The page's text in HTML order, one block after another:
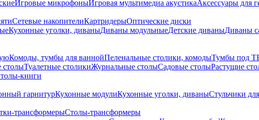
Игровые микрофоныИгровая мультимедиа акустикаАксессуары для
Сетевые накопителиКартридерыОптические диски
Кухонные уголки, диваныДиваны модульныеДетские диваныДиваны
Комоды, тумбы для ваннойПеленальные столики, комодыТумбы под
столыТуалетные столикиЖурнальные столыСадовые столыРастущие
книги
гарнитурКухонные модулиКухонные уголки, диваныСтульчики
трансформерыСтолы-трансформеры